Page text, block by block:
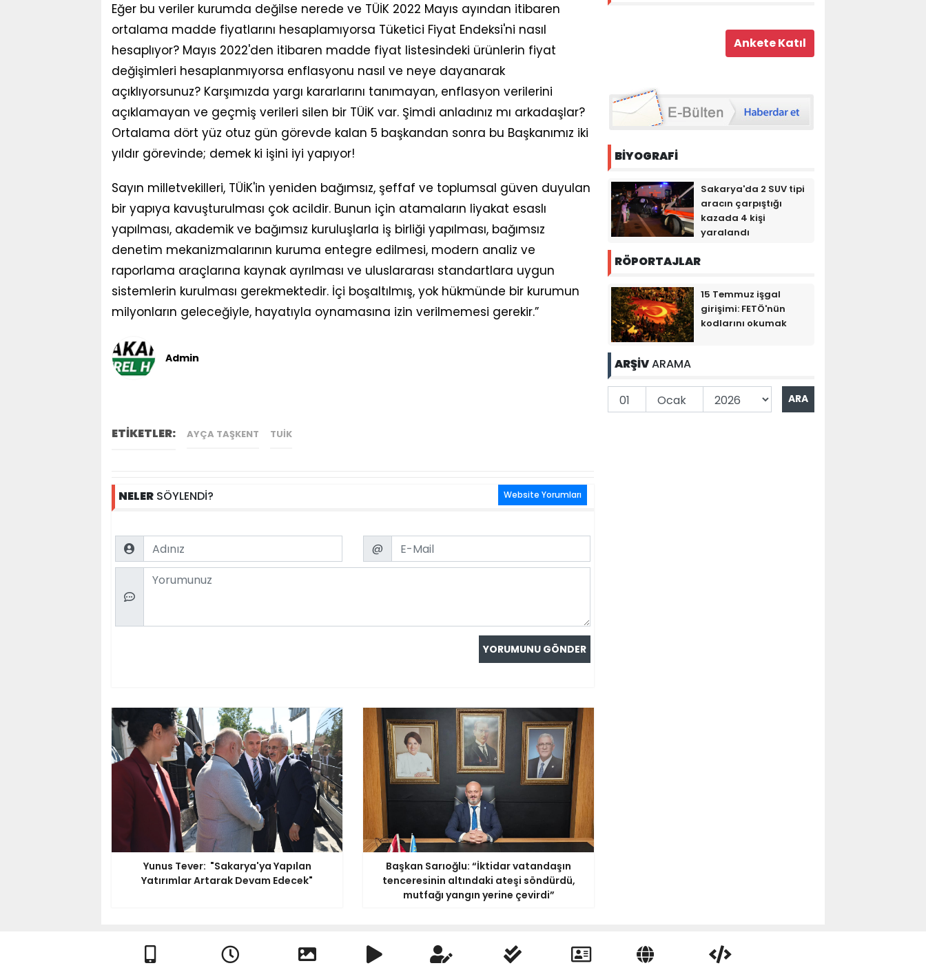
Eğer bu veriler kurumda değilse nerede ve TÜİK 2022 Mayıs ayından itibaren
ortalama madde fiyatlarını hesaplamıyorsa Tüketici Fiyat Endeksi'ni nasıl
hesaplıyor? Mayıs 2022'den itibaren madde fiyat listesindeki ürünlerin fiyat
değişimleri hesaplanmıyorsa enflasyonu nasıl ve neye dayanarak
açıklıyorsunuz? Karşımızda yargı kararlarını tanımayan, enflasyon verilerini
açıklamayan ve geçmiş verileri silen bir TÜİK var. Şimdi anladınız mı arkadaşlar?
Ortalama dört yüz otuz gün görevde kalan 5 başkandan sonra bu Başkanımız iki
yıldır görevinde; demek ki işini iyi yapıyor!
Sayın milletvekilleri, TÜİK'in yeniden bağımsız, şeffaf ve toplumsal güven duyulan
bir yapıya kavuşturulması çok acildir. Bunun için atamaların liyakat esaslı
yapılması, akademik ve bağımsız kuruluşlarla iş birliği yapılması, bağımsız
denetim mekanizmalarının kuruma entegre edilmesi, modern analiz ve
raporlama araçlarına kaynak ayrılması ve uluslararası standartlara uygun
sistemlerin kurulması gerekmektedir. İçi boşaltılmış, yok hükmünde bir kurumun
milyonların geleceğiyle, hayatıyla oynamasına izin verilmemesi gerekir.”
Admin
ETİKETLER: AYÇA TAŞKENT TUİK
NELER SÖYLENDİ? Website Yorumları
Name Email
@
Comment
Yunus Tever: "Sakarya'ya Yapılan
Yatırımlar Artarak Devam Edecek"
Başkan Sarıoğlu: “İktidar vatandaşın
tenceresinin altındaki ateşi söndürdü,
mutfağı yangın yerine çevirdi”
BİYOGRAFİ
Sakarya'da 2 SUV tipi
aracın çarpıştığı
kazada 4 kişi
yaralandı
RÖPORTAJLAR
15 Temmuz işgal
girişimi: FETÖ'nün
kodlarını okumak
ARŞİVARAMA